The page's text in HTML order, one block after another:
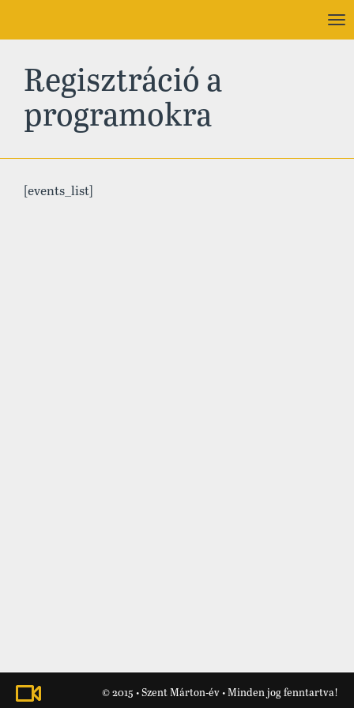
Regisztráció a
programokra
[events_list]
© 2015 • Szent Márton-év • Minden jog fenntartva!